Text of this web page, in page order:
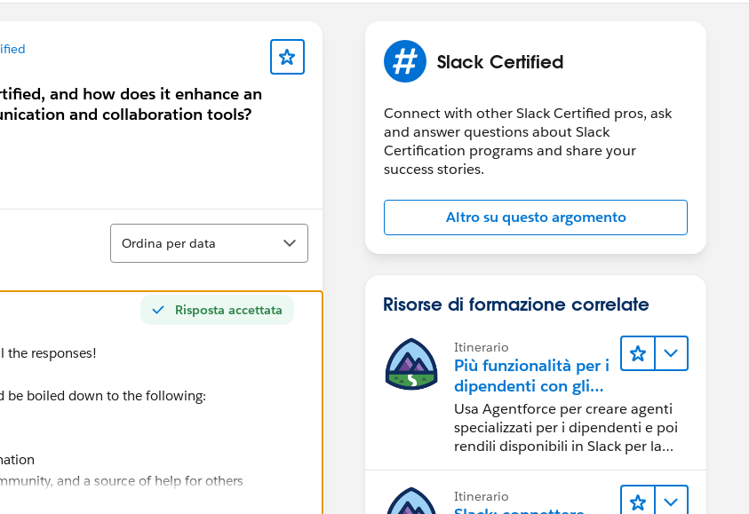
and how does it enhance an
and collaboration tools?
Ordina
Ordina per data
Risposta accettata
the responses!
be boiled down to the following:
and a source of help for others
Slack Certified
Connect with other Slack Certified pros, ask
and answer questions about Slack
Certification programs and share your
success stories.
Altro su questo argomento
Risorse di formazione correlate
Itinerario
Più funzionalità per i
dipendenti con gli
agenti specializzati
su Slack
Usa Agentforce per creare agenti
specializzati per i dipendenti e poi
rendili disponibili in Slack per la
Itinerario